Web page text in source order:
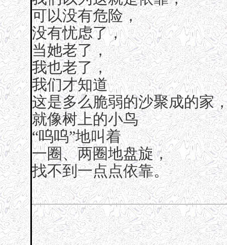
可以没有危险，
没有忧虑了，
当她老了，
我也老了，
我们才知道
这是多么脆弱的沙聚成的家
就像树上的小鸟
“呜呜”地叫着
一圈、两圈地盘旋，
找不到一点点依靠。